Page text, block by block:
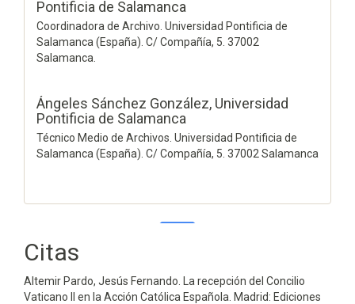
Pontificia de Salamanca
Coordinadora de Archivo. Universidad Pontificia de
Salamanca (España). C/ Compañía, 5. 37002
Salamanca.
Ángeles Sánchez González, Universidad
Pontificia de Salamanca
Técnico Medio de Archivos. Universidad Pontificia de
Salamanca (España). C/ Compañía, 5. 37002 Salamanca
Citas
Altemir Pardo, Jesús Fernando. La recepción del Concilio
Vaticano II en la Acción Católica Española. Madrid: Ediciones